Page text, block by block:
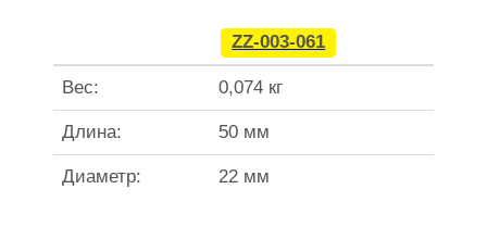
ZZ-003-061
Вес: 0,074 кг
Длина: 50 мм
Диаметр: 22 мм